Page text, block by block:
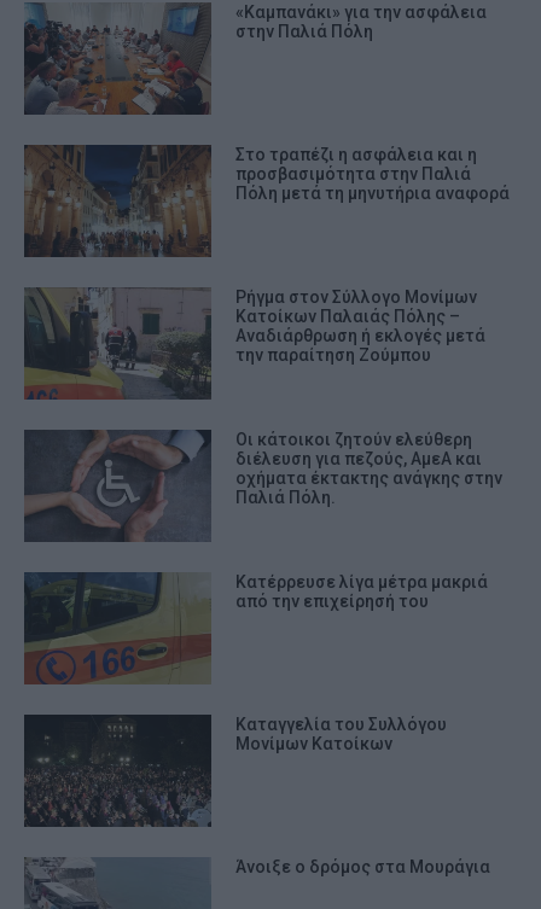
«Καμπανάκι» για την ασφάλεια
στην Παλιά Πόλη
Στο τραπέζι η ασφάλεια και η
προσβασιμότητα στην Παλιά
Πόλη μετά τη μηνυτήρια αναφορά
Ρήγμα στον Σύλλογο Μονίμων
Κατοίκων Παλαιάς Πόλης –
Αναδιάρθρωση ή εκλογές μετά
την παραίτηση Ζούμπου
Οι κάτοικοι ζητούν ελεύθερη
διέλευση για πεζούς, ΑμεΑ και
οχήματα έκτακτης ανάγκης στην
Παλιά Πόλη.
Κατέρρευσε λίγα μέτρα μακριά
από την επιχείρησή του
Καταγγελία του Συλλόγου
Μονίμων Κατοίκων
Άνοιξε ο δρόμος στα Μουράγια